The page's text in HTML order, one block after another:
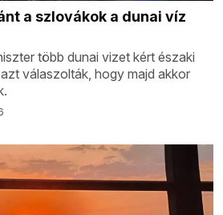
a szlovákok a dunai víz
több dunai vizet kért északi
válaszolták, hogy majd akkor